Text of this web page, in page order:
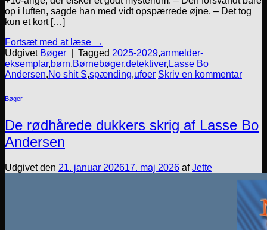
op i luften, sagde han med vidt opspærrede øjne. – Det tog
kun et kort […]
Fortsæt med at læse →
Udgivet Bøger Tagged 2025-2029,anmelder-
eksemplar,børn,Børnebøger,detektiver, Lasse Bo
Andersen,No shit S,spænding,ufoer Skriv en kommentar
Bøger
De rødhårede dukkers skrig af Lasse Bo
Andersen
Udgivet den 21. januar 202617. maj 2026 afJette